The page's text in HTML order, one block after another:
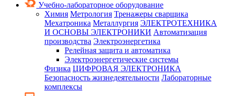
Учебно-лабораторное оборудование
Химия Метрология Тренажеры сварщика
Мехатроника Металлургия ЭЛЕКТРОТЕХНИКА
И ОСНОВЫ ЭЛЕКТРОНИКИ Автоматизация
производства Электроэнергетика
Релейная защита и автоматика
Электроэнергетические системы
Физика ЦИФРОВАЯ ЭЛЕКТРОНИКА
Безопасность жизнедеятельности Лабораторные
комплексы